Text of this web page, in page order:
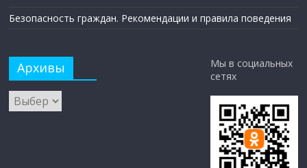
Безопасность граждан. Рекомендации и правила поведения
Архивы
Мы в социальных
сетях